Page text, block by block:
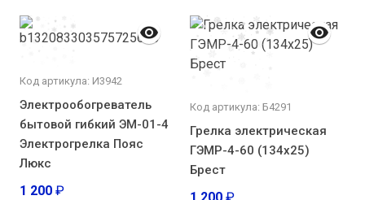
Код артикула: И3942
Электрообогреватель
бытовой гибкий ЭМ-01-4
Электрогрелка Пояс
Люкс
1 200 ₽
Код артикула: Б4291
Грелка электрическая
ГЭМР-4-60 (134х25)
Брест